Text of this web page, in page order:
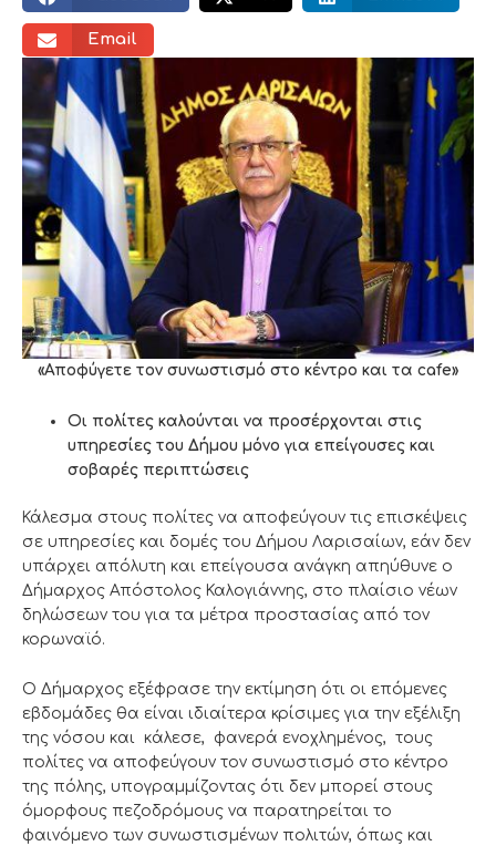
Email
«Αποφύγετε τον συνωστισμό στο κέντρο και τα cafe»
Οι πολίτες καλούνται να προσέρχονται στις
υπηρεσίες του Δήμου μόνο για επείγουσες και
σοβαρές περιπτώσεις
Κάλεσμα στους πολίτες να αποφεύγουν τις επισκέψεις
σε υπηρεσίες και δομές του Δήμου Λαρισαίων, εάν δεν
υπάρχει απόλυτη και επείγουσα ανάγκη απηύθυνε ο
Δήμαρχος Απόστολος Καλογιάννης, στο πλαίσιο νέων
δηλώσεων του για τα μέτρα προστασίας από τον
κορωναϊό.
Ο Δήμαρχος εξέφρασε την εκτίμηση ότι οι επόμενες
εβδομάδες θα είναι ιδιαίτερα κρίσιμες για την εξέλιξη
της νόσου και κάλεσε, φανερά ενοχλημένος, τους
πολίτες να αποφεύγουν τον συνωστισμό στο κέντρο
της πόλης, υπογραμμίζοντας ότι δεν μπορεί στους
όμορφους πεζοδρόμους να παρατηρείται το
φαινόμενο των συνωστισμένων πολιτών, όπως και